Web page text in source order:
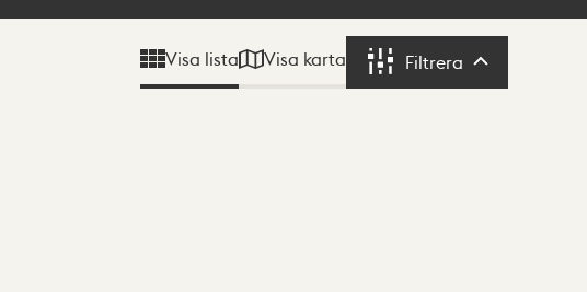
Visa lista Visa karta Filtrera Filtrera